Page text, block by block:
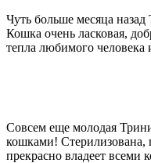
Чуть больше месяца
Кошка очень ласковая,
тепла любимого человека
Совсем еще молодая
кошками! Стерилизована,
прекрасно владеет всеми